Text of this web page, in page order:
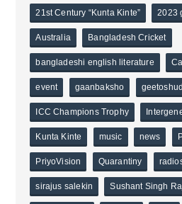
21st Century “Kunta Kinte” 2023
Australia Bangladesh Cricket
bangladeshi english literature
event gaanbaksho
ICC Champions Trophy
Kunta Kinte music news
PriyoVision Quarantiny
sirajus salekin Sushant Singh